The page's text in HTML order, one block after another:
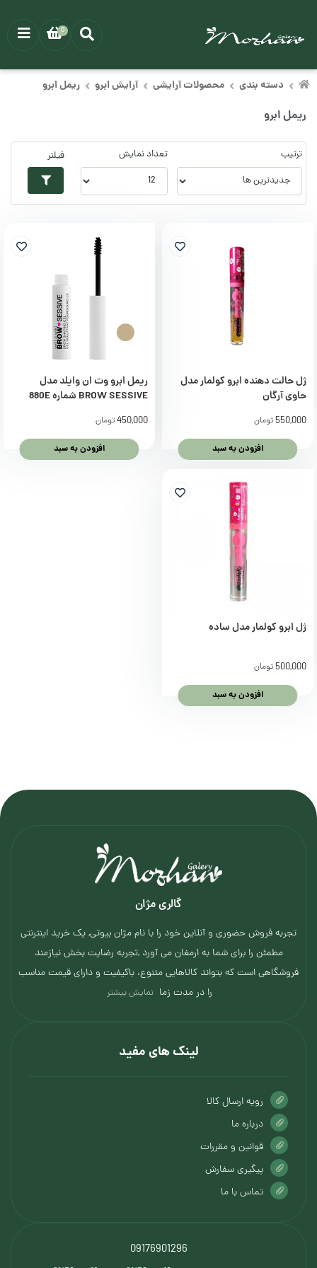
دسته بندی محصولات آرایشی آرایش ابرو ریمل ابرو
ریمل ابرو
ترتیب تعداد نمایش فیلتر
ژل حالت دهنده ابرو کولمار مدل
حاوی آرگان
550,000تومان
افزودن به سبد
ریمل ابرو وت ان وایلد مدل
BROW SESSIVE شماره 880E
450,000تومان
افزودن به سبد
ژل ابرو کولمار مدل ساده
500,000تومان
افزودن به سبد
گالری مژان
تجربه فروش حضوری و آنلاین خود را با نام مژان بیوتی, یک خرید اینترنتی
مطمئن را برای شما به ارمغان می آورد ,تجربه رضایت بخش نیازمند
فروشگاهی است که بتواند کالاهایی متنوع، باکیفیت و دارای قیمت مناسب
را در مدت زما نمایش بیشتر
لینک های مفید
رویه ارسال کالا
درباره ما
قوانین و مقررات
پیگیری سفارش
تماس با ما
09176901296
0